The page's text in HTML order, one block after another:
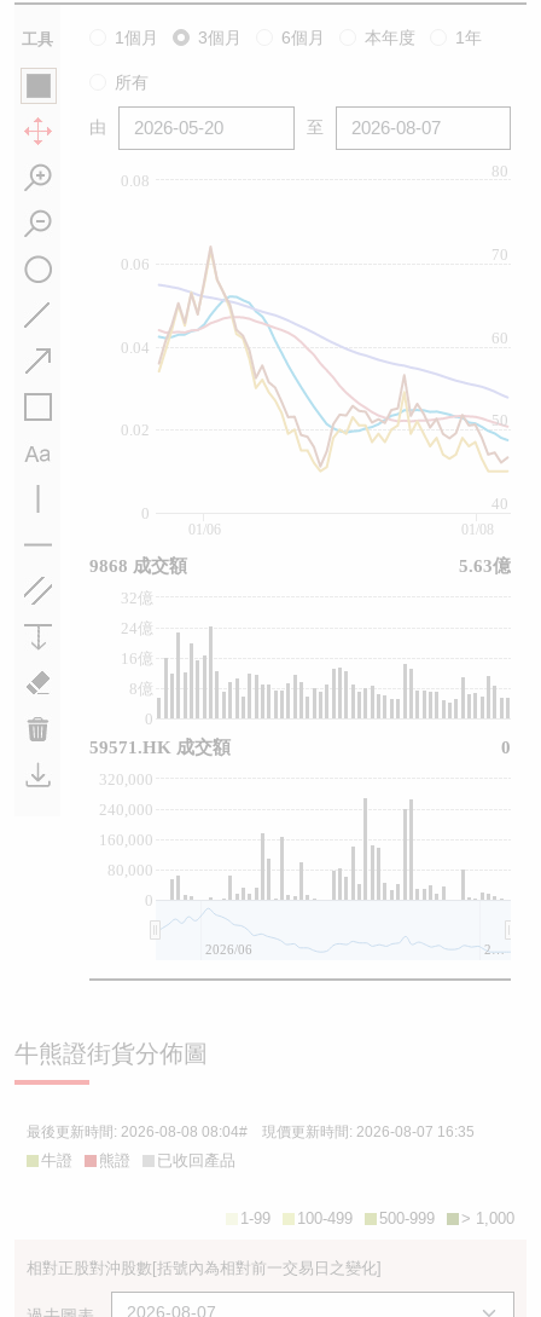
工具 1個月 3個月 6個月 本年度 1年
所有
由 至
0
0.02
0.04
0.06
0.08
40
50
60
70
80
0
8億
16億
24億
32億
0
80,000
160,000
240,000
320,000
01/06 01/08
2026/06 2026/08
9868 成交額 5.63億
59571.HK 成交額 0
牛熊證街貨分佈圖
最後更新時間: 2026-08-08 08:04# 現價更新時間: 2026-08-07 16:35
牛證 熊證 已收回產品
> 1,000
500-999
100-499
1-99
相對正股對沖股數[括號內為相對前一交易日之變化]